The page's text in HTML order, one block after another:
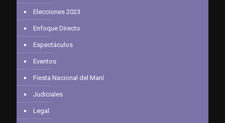
Elecciones 2023
Enfoque Directo
Espectáculos
Eventos
Fiesta Nacional del Maní
Judiciales
Legal